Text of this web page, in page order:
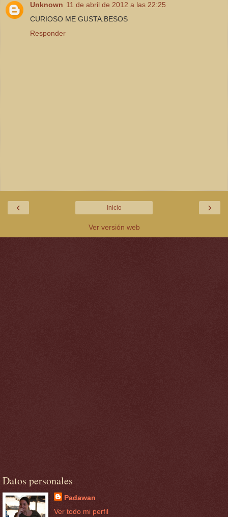
Unknown 11 de abril de 2012 a las 22:25
CURIOSO ME GUSTA.BESOS
Responder
‹ ›
Inicio
Ver versión web
Datos personales
Padawan
Ver todo mi perfil